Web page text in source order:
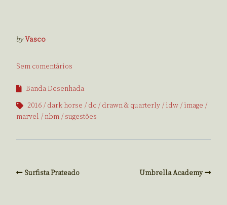
byVasco
Sem comentários
Banda Desenhada
2016
dark horse dc drawn & quarterly idw
image
marvel
nbm sugestões
Surfista Prateado Umbrella Academy